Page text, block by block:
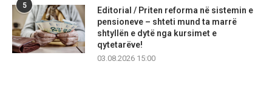
5
Editorial / Priten reforma në sistemin e
pensioneve – shteti mund ta marrë
shtyllën e dytë nga kursimet e
qytetarëve!
03.08.2026 15:00